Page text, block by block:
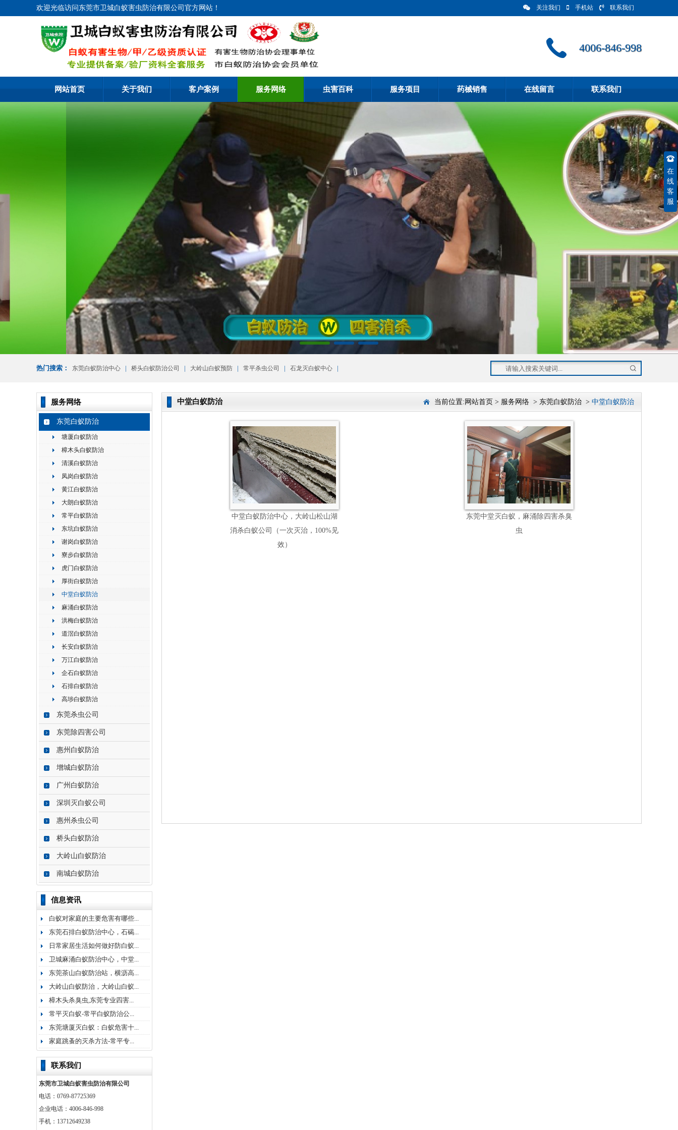
欢迎光临访问东莞市卫城白蚁害虫防治有限公司官方网站！ 关注我们 手机站 联系我们
4006-846-998
网站首页 关于我们 客户案例 服务网络 虫害百科 服务项目 药械销售 在线留言 联系我们
热门搜索： 东莞白蚁防治中心 | 桥头白蚁防治公司 | 大岭山白蚁预防 | 常平杀虫公司 | 石龙灭白蚁中心 |
服务网络
东莞白蚁防治
塘厦白蚁防治
樟木头白蚁防治
清溪白蚁防治
凤岗白蚁防治
黄江白蚁防治
大朗白蚁防治
常平白蚁防治
东坑白蚁防治
谢岗白蚁防治
寮步白蚁防治
虎门白蚁防治
厚街白蚁防治
中堂白蚁防治
麻涌白蚁防治
洪梅白蚁防治
道滘白蚁防治
长安白蚁防治
万江白蚁防治
企石白蚁防治
石排白蚁防治
高埗白蚁防治
东莞杀虫公司
东莞除四害公司
惠州白蚁防治
增城白蚁防治
广州白蚁防治
深圳灭白蚁公司
惠州杀虫公司
桥头白蚁防治
大岭山白蚁防治
南城白蚁防治
信息资讯
白蚁对家庭的主要危害有哪些...
东莞石排白蚁防治中心，石碣...
日常家居生活如何做好防白蚁...
卫城麻涌白蚁防治中心，中堂...
东莞茶山白蚁防治站，横沥高...
大岭山白蚁防治，大岭山白蚁...
樟木头杀臭虫,东莞专业四害...
常平灭白蚁-常平白蚁防治公...
东莞塘厦灭白蚁：白蚁危害十...
家庭跳蚤的灭杀方法-常平专...
联系我们
东莞市卫城白蚁害虫防治有限公司
电话：0769-87725369
企业电话：4006-846-998
手机：13712649238
中堂白蚁防治 当前位置: 网站首页 > 服务网络 > 东莞白蚁防治 > 中堂白蚁防治
中堂白蚁防治中心，大岭山松山湖
消杀白蚁公司（一次灭治，100%见
效）
东莞中堂灭白蚁，麻涌除四害杀臭
虫
在
线
客
服